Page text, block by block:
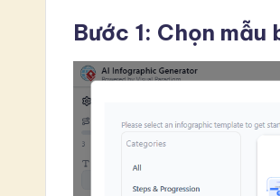
Bước 1: Chọn mẫu